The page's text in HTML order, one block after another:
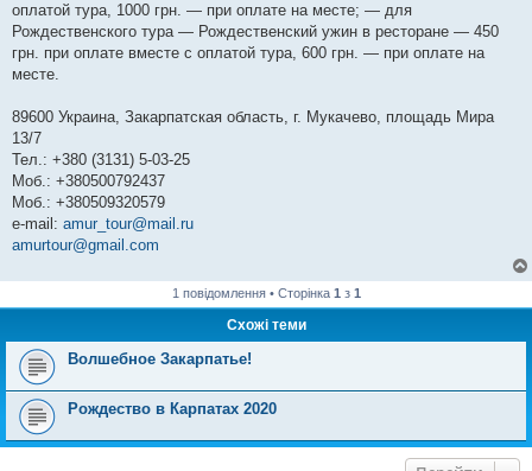
оплатой тура, 1000 грн. — при оплате на месте; — для
Рождественского тура — Рождественский ужин в ресторане — 450
грн. при оплате вместе с оплатой тура, 600 грн. — при оплате на
месте.
89600 Украина, Закарпатская область, г. Мукачево, площадь Мира
13/7
Тел.: +380 (3131) 5-03-25
Моб.: +380500792437
Моб.: +380509320579
e-mail: amur_tour@mail.ru
amurtour@gmail.com
1 повідомлення • Сторінка 1 з 1
Схожі теми
Волшебное Закарпатье!
Рождество в Карпатах 2020